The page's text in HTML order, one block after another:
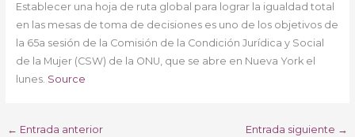
Establecer una hoja de ruta global para lograr la igualdad total
en las mesas de toma de decisiones es uno de los objetivos de
la 65a sesión de la Comisión de la Condición Jurídica y Social
de la Mujer (CSW) de la ONU, que se abre en Nueva York el
lunes. Source
← Entrada anterior Entrada siguiente →